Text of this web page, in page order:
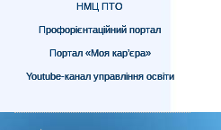
НМЦ ПТО
Профорієнтаційний портал
Портал «Моя кар’єра»
Youtube-канал управління освіти